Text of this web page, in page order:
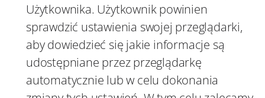
Użytkownika. Użytkownik powinien
sprawdzić ustawienia swojej przeglądarki,
aby dowiedzieć się jakie informacje są
udostępniane przez przeglądarkę
automatycznie lub w celu dokonania